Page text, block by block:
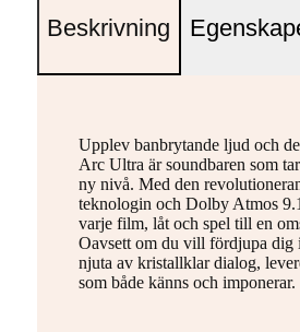
Beskrivning
Upplev banbrytande ljud och
Arc Ultra är soundbaren som
ny nivå. Med den
teknologin och Dolby Atmos
varje film, låt och spel till en
Oavsett om du vill fördjupa
njuta av kristallklar dialog,
som både känns och imponerar.